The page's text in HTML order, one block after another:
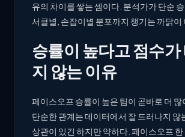
유의 차이를 쌓는 셈이다. 분석가가 단순
서클별, 손잡이별 분포까지 챙기는 까닭이
승률이 높다고 점수가
지 않는 이유
페이스오프 승률이 높은 팀이 곧바로 더
단순한 관계는 데이터에서 잘 드러나지 않
상관이 있긴 하지만 약하다. 페이스오프 한